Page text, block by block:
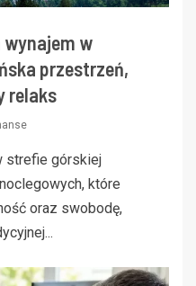
wynajem w
przestrzeń,
relaks
strefie górskiej
które
oraz swobodę,